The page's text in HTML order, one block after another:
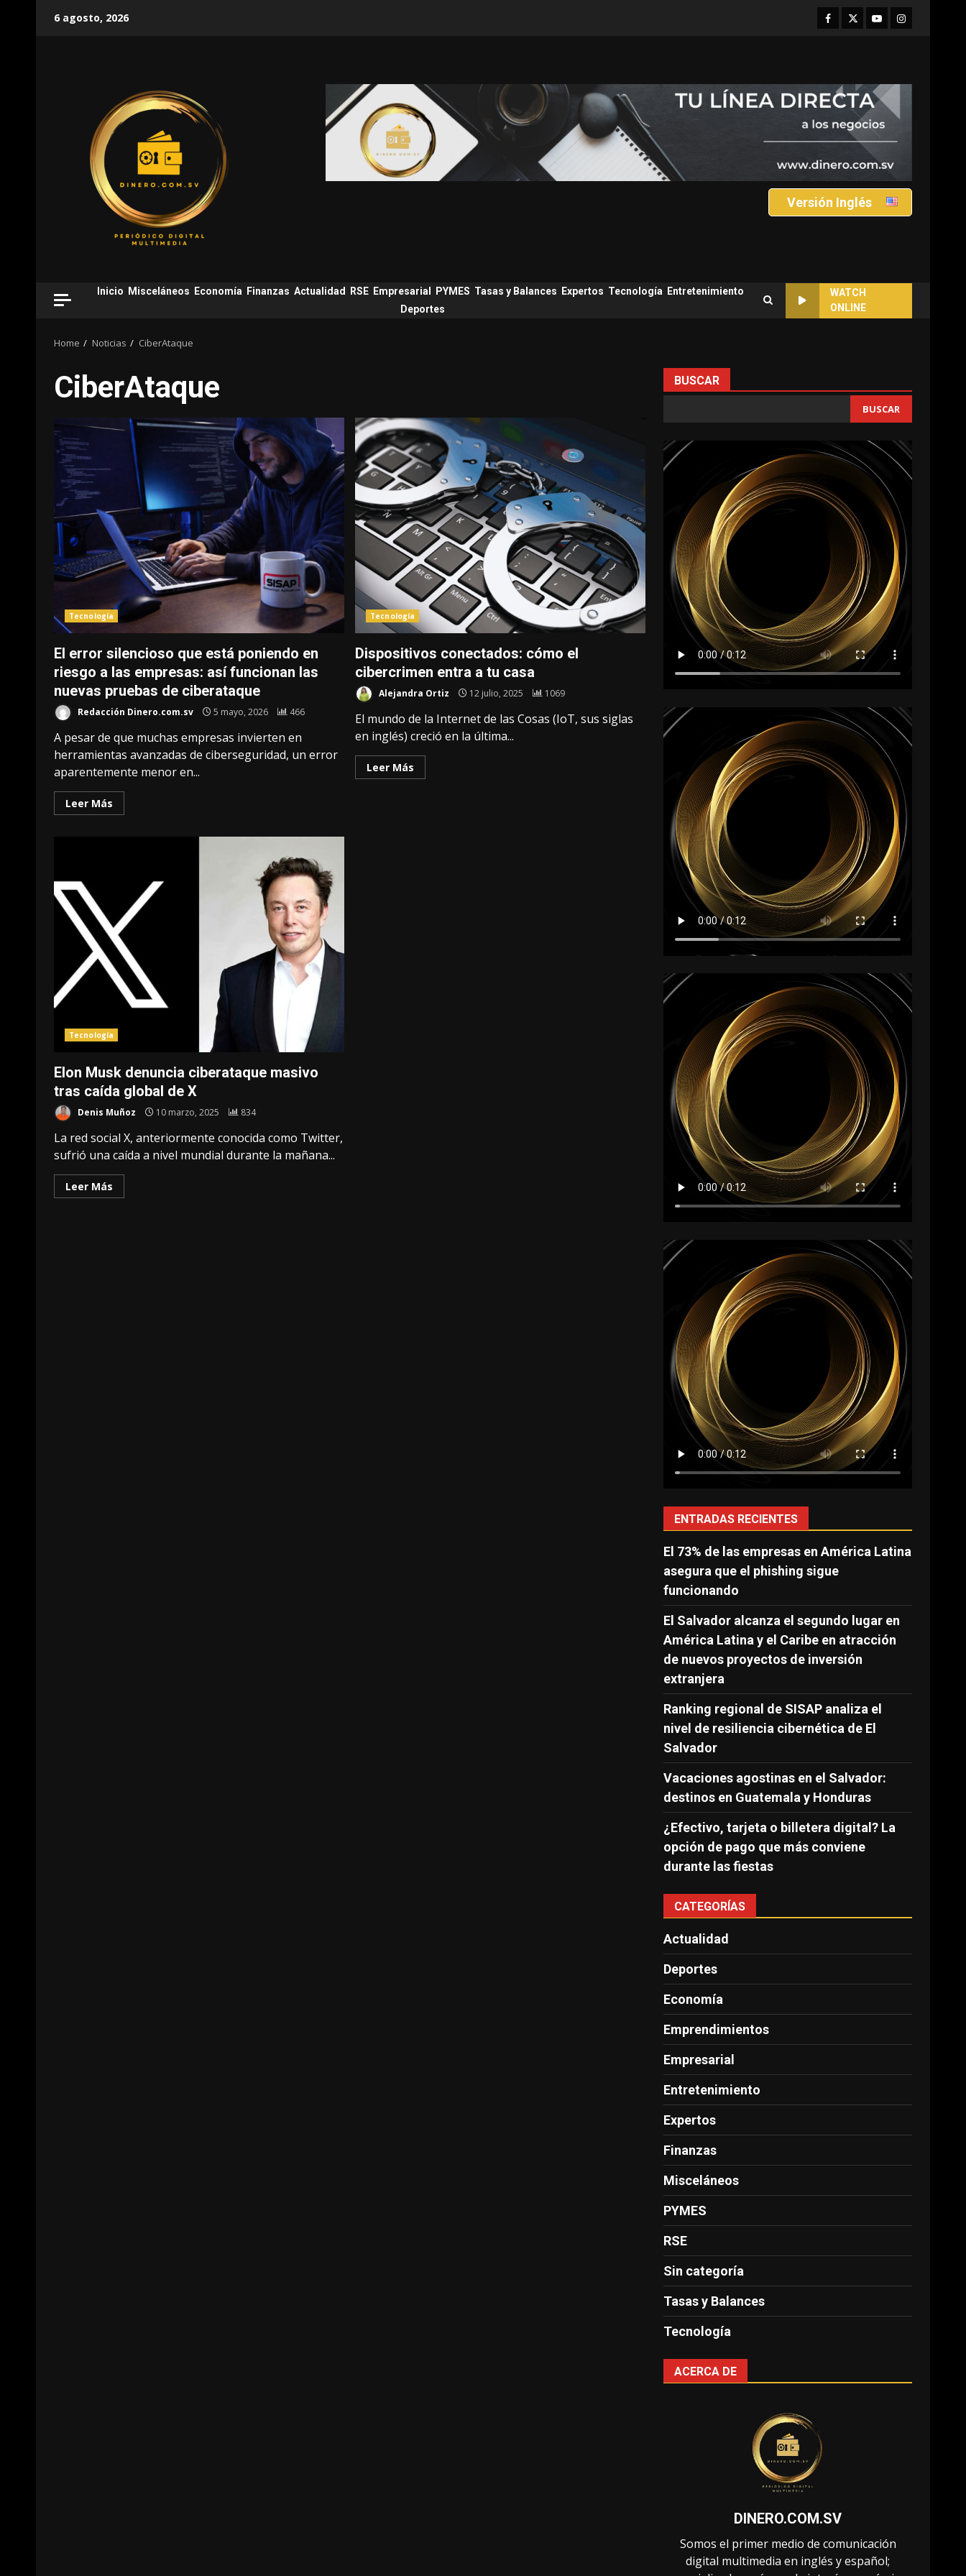
6 agosto, 2026 Facebook
TwitterYoutubeInstagram
Versión Inglés
Inicio Misceláneos Economía Finanzas Actualidad RSE Empresarial PYMES Tasas y Balances Expertos Tecnología
Entretenimiento
Deportes
WATCH
ONLINE
Home Noticias CiberAtaque
CiberAtaque
Tecnología
El error silencioso que está poniendo en
riesgo a las empresas: así funcionan las
nuevas pruebas de ciberataque
Redacción Dinero.com.sv 5 mayo, 2026 466
A pesar de que muchas empresas invierten en
herramientas avanzadas de ciberseguridad, un error
aparentemente menor en...
Leer Más
Tecnología
Dispositivos conectados: cómo el
cibercrimen entra a tu casa
Alejandra Ortiz 12 julio, 2025 1069
El mundo de la Internet de las Cosas (IoT, sus siglas
en inglés) creció en la última...
Leer Más
Tecnología
Elon Musk denuncia ciberataque masivo
tras caída global de X
Denis Muñoz 10 marzo, 2025 834
La red social X, anteriormente conocida como Twitter,
sufrió una caída a nivel mundial durante la mañana...
Leer Más
BUSCAR
BUSCAR
ENTRADAS RECIENTES
El 73% de las empresas en América Latina
asegura que el phishing sigue
funcionando
El Salvador alcanza el segundo lugar en
América Latina y el Caribe en atracción
de nuevos proyectos de inversión
extranjera
Ranking regional de SISAP analiza el
nivel de resiliencia cibernética de El
Salvador
Vacaciones agostinas en el Salvador:
destinos en Guatemala y Honduras
¿Efectivo, tarjeta o billetera digital? La
opción de pago que más conviene
durante las fiestas
CATEGORÍAS
Actualidad
Deportes
Economía
Emprendimientos
Empresarial
Entretenimiento
Expertos
Finanzas
Misceláneos
PYMES
RSE
Sin categoría
Tasas y Balances
Tecnología
ACERCA DE
DINERO.COM.SV
Somos el primer medio de comunicación
digital multimedia en inglés y español;